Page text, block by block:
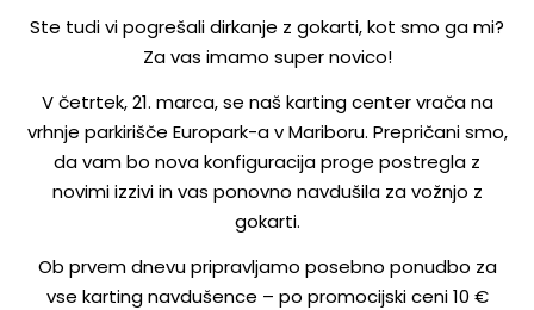
Ste tudi vi pogrešali dirkanje z gokarti, kot smo ga mi?
Za vas imamo super novico!
V četrtek, 21. marca, se naš karting center vrača na
vrhnje parkirišče Europark-a v Mariboru. Prepričani smo,
da vam bo nova konfiguracija proge postregla z
novimi izzivi in vas ponovno navdušila za vožnjo z
gokarti.
Ob prvem dnevu pripravljamo posebno ponudbo za
vse karting navdušence – po promocijski ceni 10 €